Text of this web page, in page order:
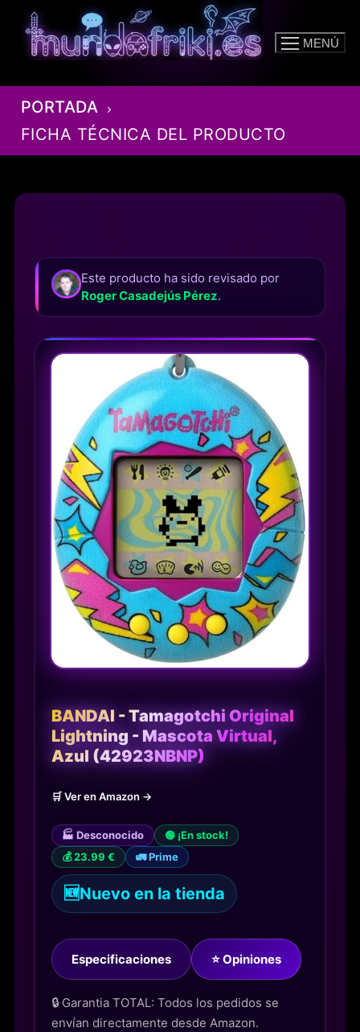
contenido
MENÚ
PORTADA
FICHA TÉCNICA DEL PRODUCTO
Este producto ha sido revisado por
Roger Casadejús Pérez.
BANDAI - Tamagotchi Original
Lightning - Mascota Virtual,
Azul (42923NBNP)
🛒 Ver en Amazon →
🏭 Desconocido
🟢 ¡En stock!
💰 23.99 €
🚛 Prime
🆕Nuevo en la tienda
Especificaciones ⭐ Opiniones
🔒 Garantia TOTAL: Todos los pedidos se
envían directamente desde Amazon.